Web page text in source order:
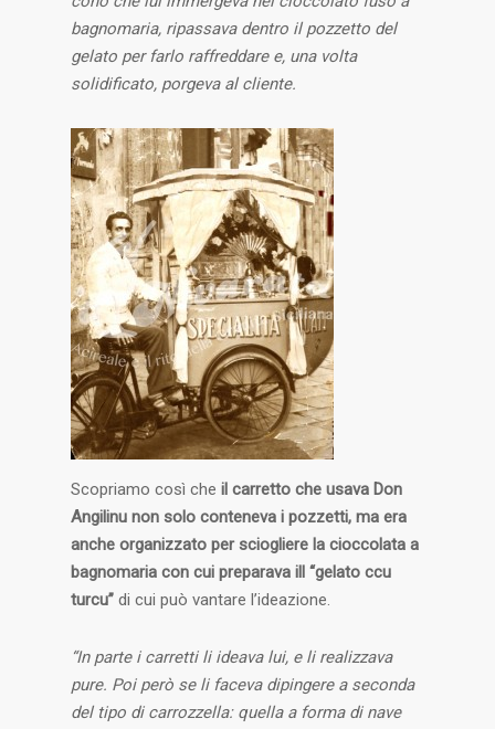
bagnomaria, ripassava dentro il pozzetto del
gelato per farlo raffreddare e, una volta
solidificato, porgeva al cliente.
Scopriamo così che il carretto che usava Don
Angilinu non solo conteneva i pozzetti, ma era
anche organizzato per sciogliere la cioccolata a
bagnomaria con cui preparava ill “gelato ccu
turcu” di cui può vantare l’ideazione.
“In parte i carretti li ideava lui, e li realizzava
pure. Poi però se li faceva dipingere a seconda
del tipo di carrozzella: quella a forma di nave